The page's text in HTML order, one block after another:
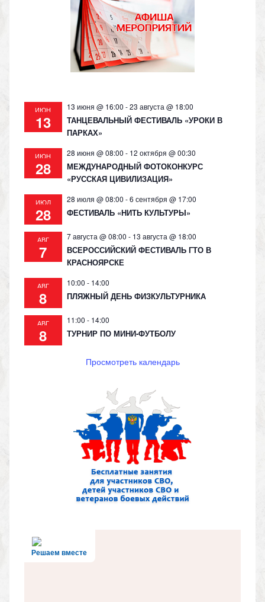
as
s
ni
ki
m p
p
n
k
ИЮН
13
13 июня @ 16:00 -23 августа @ 18:00
ТАНЦЕВАЛЬНЫЙ ФЕСТИВАЛЬ «УРОКИ В
ПАРКАХ»
ИЮН
28
28 июня @ 08:00 - 12 октября @ 00:30
МЕЖДУНАРОДНЫЙ ФОТОКОНКУРС
«РУССКАЯ ЦИВИЛИЗАЦИЯ»
ИЮЛ
28
28 июля @ 08:00 -6 сентября @ 17:00
ФЕСТИВАЛЬ «НИТЬ КУЛЬТУРЫ»
АВГ
7
7 августа @ 08:00 - 13 августа @ 18:00
ВСЕРОССИЙСКИЙ ФЕСТИВАЛЬ ГТО В
КРАСНОЯРСКЕ
АВГ
8
10:00 - 14:00
ПЛЯЖНЫЙ ДЕНЬ ФИЗКУЛЬТУРНИКА
АВГ
8
11:00 - 14:00
ТУРНИР ПО МИНИ-ФУТБОЛУ
Просмотреть календарь
Решаем вместе